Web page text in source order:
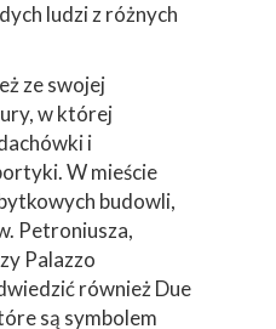
ludzi z różnych
ze swojej
w której
i
W mieście
budowli,
Petroniusza,
Palazzo
również Due
są symbolem